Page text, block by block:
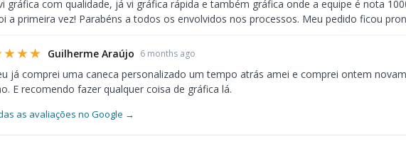
gráfica com qualidade, já vi gráfica rápida e também gráfica onde a equipe é nota
a primeira vez! Parabéns a todos os envolvidos nos processos. Meu pedido ficou
Guilherme Araújo 6 months ago
já comprei uma caneca personalizado um tempo atrás amei e comprei ontem
E recomendo fazer qualquer coisa de gráfica lá.
as avaliações no Google →